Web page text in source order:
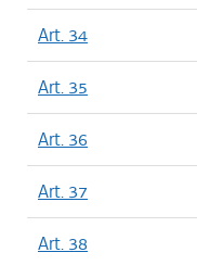
Art. 34
Art. 35
Art. 36
Art. 37
Art. 38